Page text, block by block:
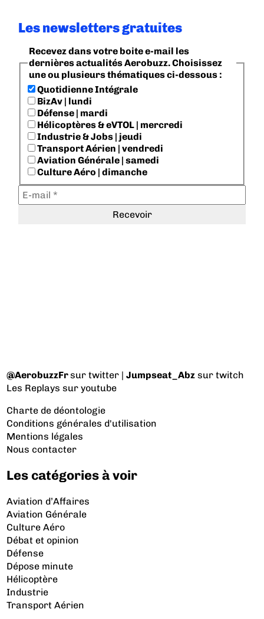
Les newsletters gratuites
Recevez dans votre boite e-mail les
dernières actualités Aerobuzz. Choisissez
une ou plusieurs thématiques ci-dessous :
Quotidienne Intégrale
BizAv | lundi
Défense | mardi
Hélicoptères & eVTOL | mercredi
Industrie & Jobs | jeudi
Transport Aérien | vendredi
Aviation Générale | samedi
Culture Aéro | dimanche
@AerobuzzFrsur twitter |Jumpseat_Abz sur twitch
Les Replays sur youtube
Charte de déontologie
Conditions générales d'utilisation
Mentions légales
Nous contacter
Les catégories à voir
Aviation d’Affaires
Aviation Générale
Culture Aéro
Débat et opinion
Défense
Dépose minute
Hélicoptère
Industrie
Transport Aérien